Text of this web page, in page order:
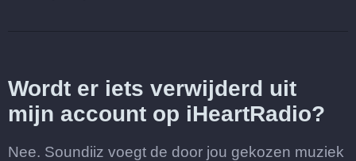
Wordt er iets verwijderd uit
mijn account op iHeartRadio?
Nee. Soundiiz voegt de door jou gekozen muziek